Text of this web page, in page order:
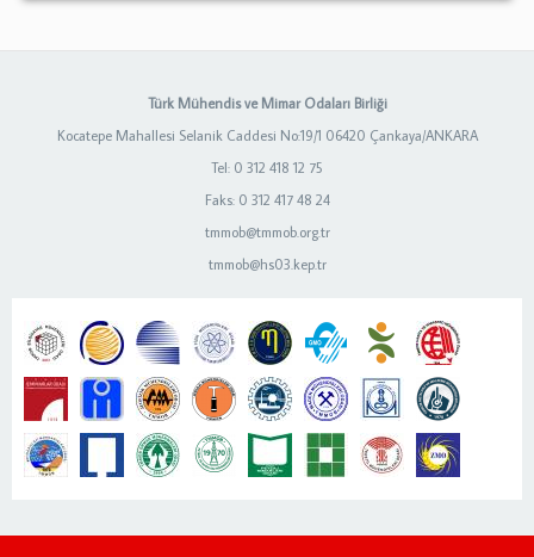
Türk Mühendis ve Mimar Odaları Birliği
Kocatepe Mahallesi Selanik Caddesi No:19/1 06420 Çankaya/ANKARA
Tel: 0 312 418 12 75
Faks: 0 312 417 48 24
tmmob@tmmob.org.tr
tmmob@hs03.kep.tr